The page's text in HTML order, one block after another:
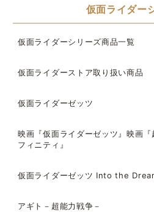
仮面ライダー
仮面ライダーシリーズ商品一覧
仮面ライダーストア取り扱い商品
仮面ライダーゼッツ
映画『仮面ライダーゼッツ』映画
フィニティ』
仮面ライダーゼッツ Into the
アギト－超能力戦争－